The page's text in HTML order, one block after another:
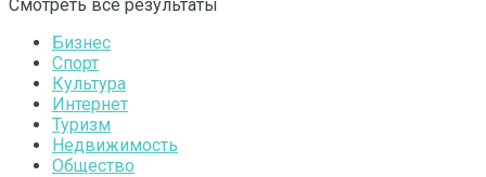
Смотреть все результаты
Бизнес
Спорт
Культура
Интернет
Туризм
Недвижимость
Общество